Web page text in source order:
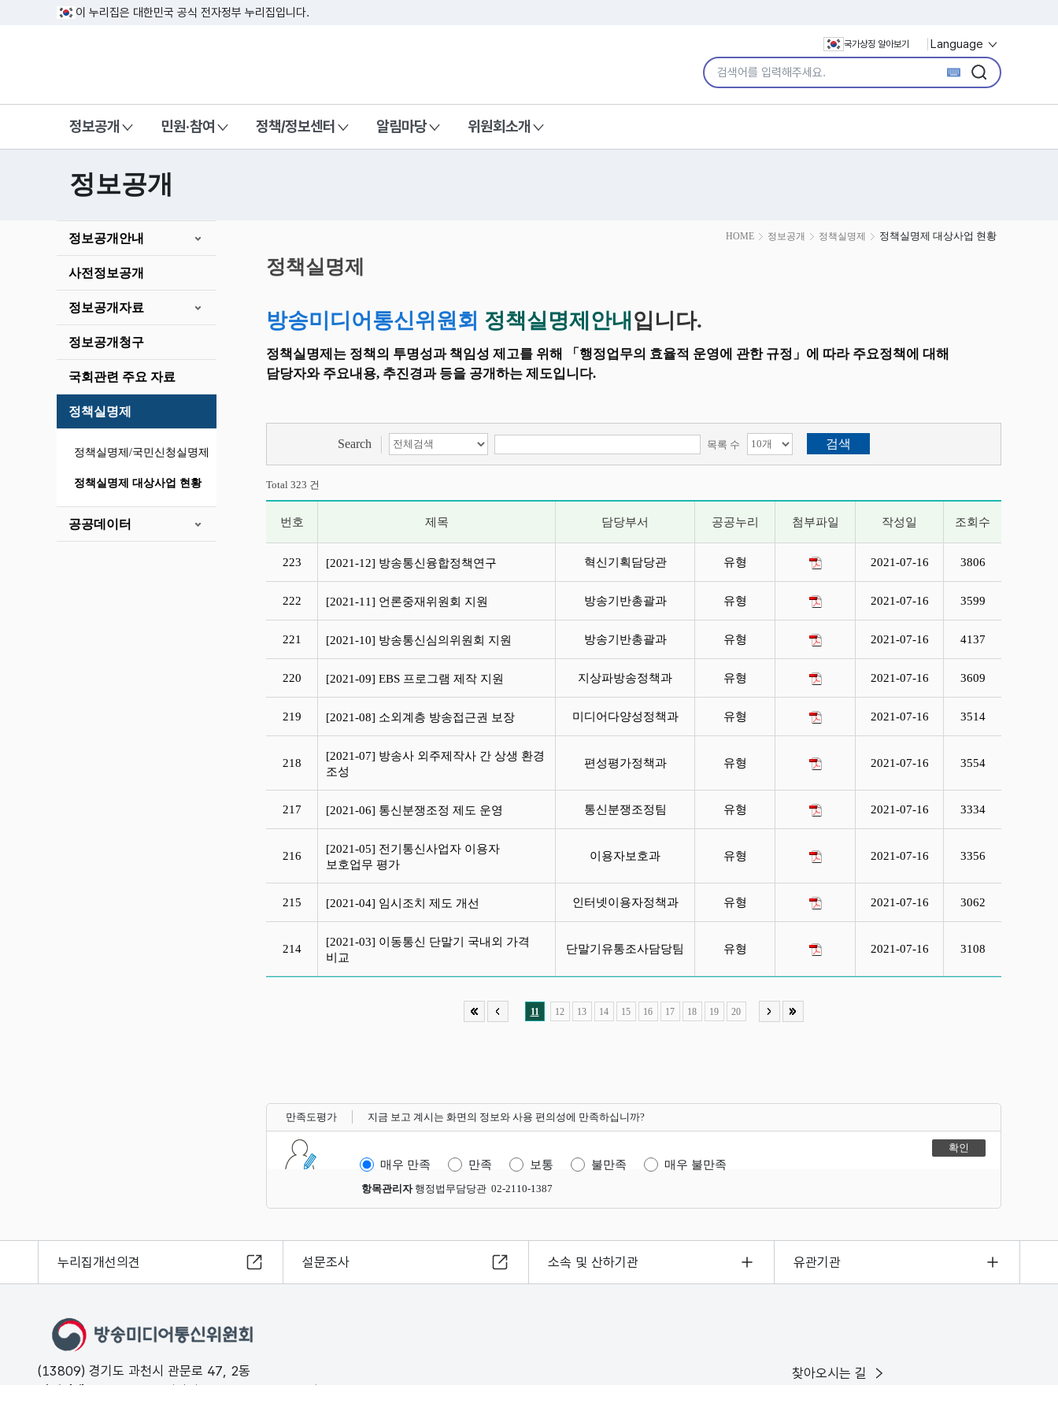
이 누리집은 대한민국 공식 전자정부 누리집입니다.
국가상징 알아보기 Language
통합검색어 입력
검색
검색
정보공개 민원·참여 정책/정보센터 알림마당 위원회소개
정보공개
정보공개안내
사전정보공개
정보공개자료
정보공개청구
국회관련 주요 자료
정책실명제
정책실명제/국민신청실명제
정책실명제 대상사업 현황
공공데이터
HOME 정보공개 정책실명제 정책실명제 대상사업 현황
시
작
정책실명제
방송미디어통신위원회 정책실명제안내 입니다.
정책실명제는 정책의 투명성과 책임성 제고를 위해 「행정업무의 효율적 운영에 관한 규정」에 따라 주요정책에 대해
담당자와 주요내용, 추진경과 등을 공개하는 제도입니다.
Search 검색 항목 선택 목록 수
Total 323 건
번호 제목 담당부서 공공누리 첨부파일 작성일 조회수
223 [2021-12] 방송통신융합정책연구 혁신기획담당관 유형 2021-07-16 3806
222 [2021-11] 언론중재위원회 지원 방송기반총괄과 유형 2021-07-16 3599
221 [2021-10] 방송통신심의위원회 지원 방송기반총괄과 유형 2021-07-16 4137
220 [2021-09] EBS 프로그램 제작 지원 지상파방송정책과 유형 2021-07-16 3609
219 [2021-08] 소외계층 방송접근권 보장 미디어다양성정책과 유형 2021-07-16 3514
218
[2021-07] 방송사 외주제작사 간 상생 환경
조성
편성평가정책과 유형 2021-07-16 3554
217 [2021-06] 통신분쟁조정 제도 운영 통신분쟁조정팀 유형 2021-07-16 3334
216
[2021-05] 전기통신사업자 이용자
보호업무 평가
이용자보호과 유형 2021-07-16 3356
215 [2021-04] 임시조치 제도 개선 인터넷이용자정책과 유형 2021-07-16 3062
214
[2021-03] 이동통신 단말기 국내외 가격
비교
단말기유통조사담당팀 유형 2021-07-16 3108
11 12 13 14 15 16 17 18 19 20
만족도평가 지금 보고 계시는 화면의 정보와 사용 편의성에 만족하십니까?
매우 만족 만족 보통 불만족 매우 불만족
항목관리자행정법무담당관 02-2110-1387
누리집개선의견 설문조사 소속 및 산하기관 유관기관
(13809) 경기도 과천시 관문로 47, 2동
찾아오시는 길